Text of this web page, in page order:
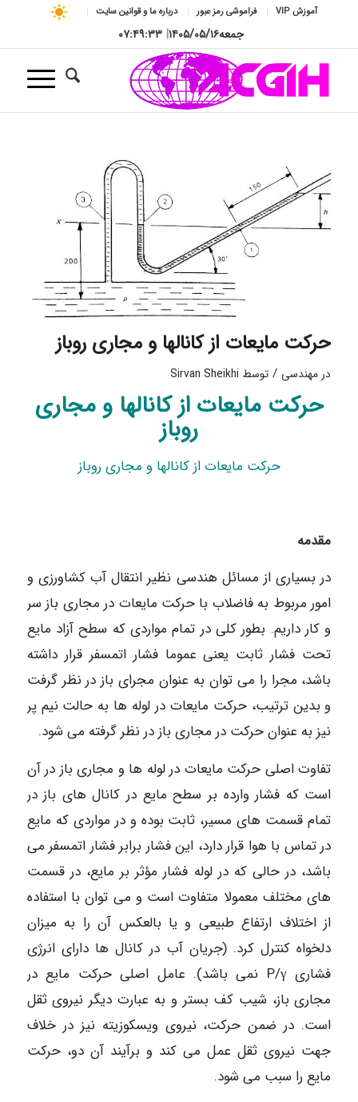
آموزش VIP فراموشی رمز عبور درباره ما و قوانین سایت
جمعه۱۴۰۵/۰۵/۱۶| ۰۷:۴۹:۳۳
حرکت مایعات از کانالها و مجاری روباز
درمهندسی / توسط Sirvan Sheikhi
حرکت مایعات از کانالها و مجاری
روباز
حرکت مایعات از کانالها و مجاری روباز
مقدمه
در بسیاری از مسائل هندسی نظير انتقال آب کشاورزی و
امور مربوط به فاضلاب با حرکت مایعات در مجاری باز سر
و کار داریم. بطور کلی در تمام مواردی که سطح آزاد مایع
تحت فشار ثابت یعنی عموما فشار اتمسفر قرار داشته
باشد، مجرا را می توان به عنوان مجرای باز در نظر گرفت
و بدین ترتیب، حرکت مایعات در لوله ها به حالت نیم پر
نیز به عنوان حرکت در مجاری باز در نظر گرفته می شود.
تفاوت اصلی حرکت مایعات در لوله ها و مجاری باز در آن
است که فشار وارده بر سطح مایع در کانال های باز در
تمام قسمت های مسیر، ثابت بوده و در مواردی که مایع
در تماس با هوا قرار دارد، این فشار برابر فشار اتمسفر می
باشد، در حالی که در لوله فشار مؤثر بر مایع، در قسمت
های مختلف معمولا متفاوت است و می توان با استفاده
از اختلاف ارتفاع طبیعی و یا بالعکس آن را به میزان
دلخواه کنترل کرد. (جریان آب در کانال ها دارای انرژی
فشاری P/γ نمی باشد). عامل اصلی حرکت مایع در
مجاری باز، شیب کف بستر و به عبارت دیگر نیروی ثقل
است. در ضمن حرکت، نیروی ویسکوزیته نیز در خلاف
جهت نیروی ثقل عمل می کند و برآیند آن دو، حرکت
مایع را سبب می شود.